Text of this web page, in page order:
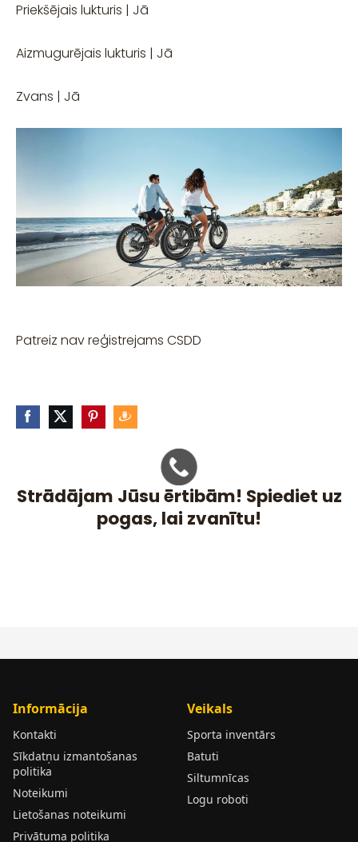
Strādājam Jūsu ērtibām! Spiediet uz
pogas, lai zvanītu!
Priekšējais lukturis | Jā
Aizmugurējais lukturis | Jā
Zvans | Jā
Patreiz nav reģistrejams CSDD
Informācija
Kontakti
Sīkdatņu izmantošanas
politika
Noteikumi
Lietošanas noteikumi
Privātuma politika
Veikals
Sporta inventārs
Batuti
Siltumnīcas
Logu roboti